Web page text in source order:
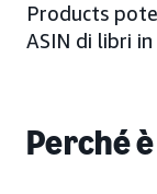
Products
ASIN di libri
Perché